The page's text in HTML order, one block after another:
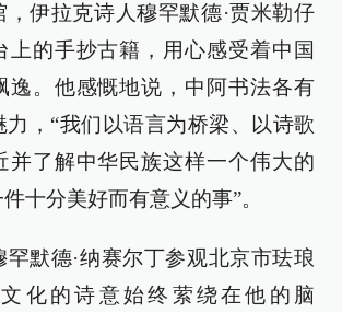
，伊拉克诗人穆罕默德·贾米勒仔
上的手抄古籍，用心感受着中国
逸。他感慨地说，中阿书法各有
，“我们以语言为桥梁、以诗歌
并了解中华民族这样一个伟大的
十分美好而有意义的事”。
默德·纳赛尔丁参观北京市珐琅
化的诗意始终萦绕在他的脑